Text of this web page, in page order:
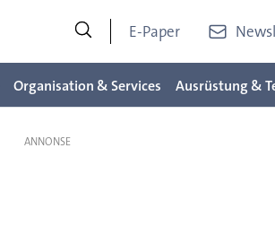
E-Paper
Organisation & Services Ausrüstung &